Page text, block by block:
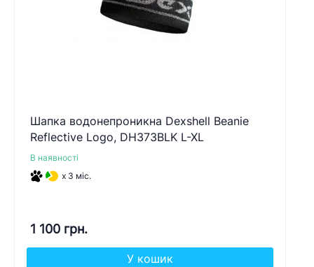
Шапка водонепроникна Dexshell Beanie
Reflective Logo, DH373BLK L-XL
В наявності
x 3 міс.
1 100 грн.
У кошик